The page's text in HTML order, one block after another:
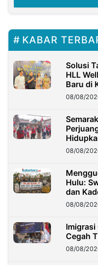
KABAR
Solusi
HLL
Baru di
08/08/
08/08/
Hulu:
dan
08/08/
Imigrasi
Cegah
08/08/